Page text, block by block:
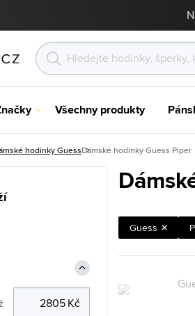
Všechny produkty
hodinky GuessDámské hodinky Guess Piper
Guess